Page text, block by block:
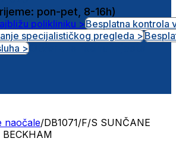
pon-pet, 8-16h)
polikliniku >Besplatna kontrola
specijalističkog pregleda >
>
naočale/DB1071/F/S SUNČANE
BECKHAM